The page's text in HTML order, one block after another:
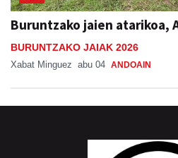
Buruntzako jaien atarikoa,
BURUNTZAKO JAIAK 2026
Xabat Minguez abu 04 ANDOAIN